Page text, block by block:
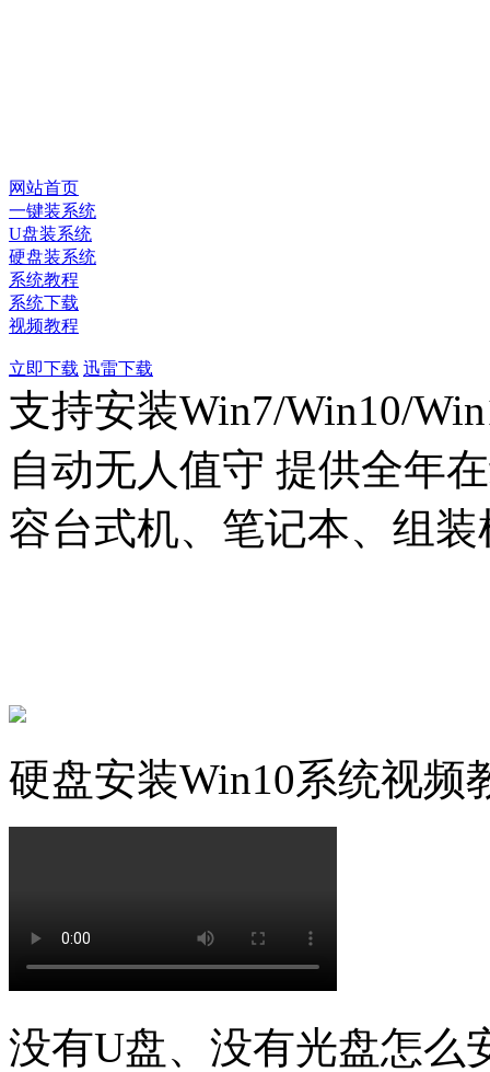
网站首页
一键装系统
U盘装系统
硬盘装系统
系统教程
系统下载
视频教程
立即下载 迅雷下载
支持安装Win7/Win10/
自动无人值守 提供全年
容台式机、笔记本、组装
硬盘安装Win10系统视频
没有U盘、没有光盘怎么